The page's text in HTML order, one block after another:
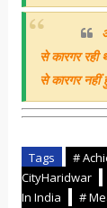
से कारगर रही
से कारगर नहीं
Tags #
CityHaridwar
In India
#